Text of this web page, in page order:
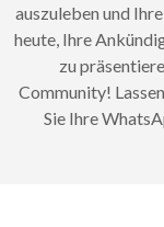
auszuleben und
heute, Ihre
zu
Community!
Sie Ihre